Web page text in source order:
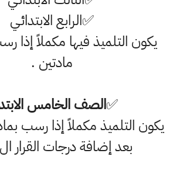
✅الرابع الابتدائـي
يكون التلميذ فيها مكملاً إذا
مادتين .
✅الصف الخامس
يكون التلميذ مكملاً إذا رسب
بعد إضافة درجات القرار ال